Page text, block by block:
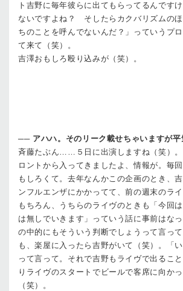
ト吉野に毎年彼らに出てもらってるんです
ないですよね？ そしたらカクバリズムの
ちのことを呼んでないんだ？」っていうプ
て来て（笑）。
吉澤おもしろ殴り込みが（笑）。
── アハハ。そのリーク載せちゃいますが平
斉藤たぶん……５日に出演しますね（笑）
ロントから入ってきましたよ、情報が。毎
もしろくて。去年なんかこの企画のとき、
ンフルエンザにかかってて、前の週末のライ
もちろん、うちらのライヴのときも「今回
は無しでいきます」っていう話に事前はな
の中的にもそういう判断でしょうって言っ
も、楽屋に入ったら吉野がいて（笑）。「
って言って。それで吉野もライヴで出るこ
りライヴのスタートでビールで客席に向か
（笑）。